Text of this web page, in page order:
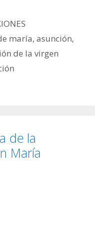
maría,asunción,
de la virgen
de la
María